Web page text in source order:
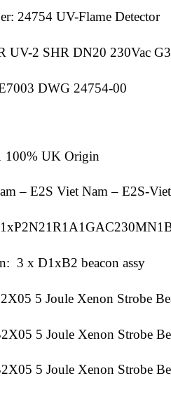
24754 UV-Flame Detector
UV-2 SHR DN20 230Vac
DWG 24754-00
100% UK Origin
– E2S Viet Nam – E2S-
3 x D1xB2 beacon assy
5 Joule Xenon Strobe
5 Joule Xenon Strobe
5 Joule Xenon Strobe